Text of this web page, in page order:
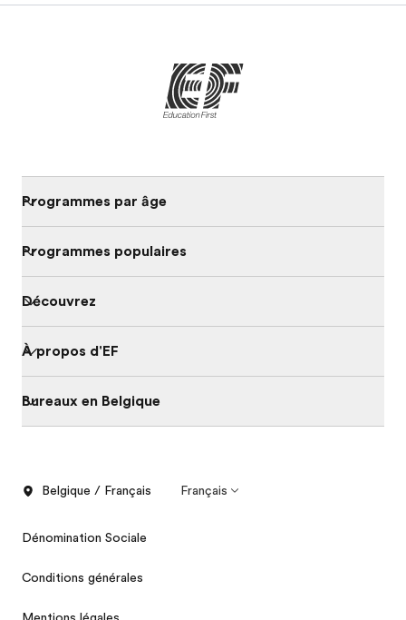
Programmes par âge
Programmes populaires
Découvrez
À propos d'EF
Bureaux en Belgique
Belgique / Français Français
Dénomination Sociale
Conditions générales